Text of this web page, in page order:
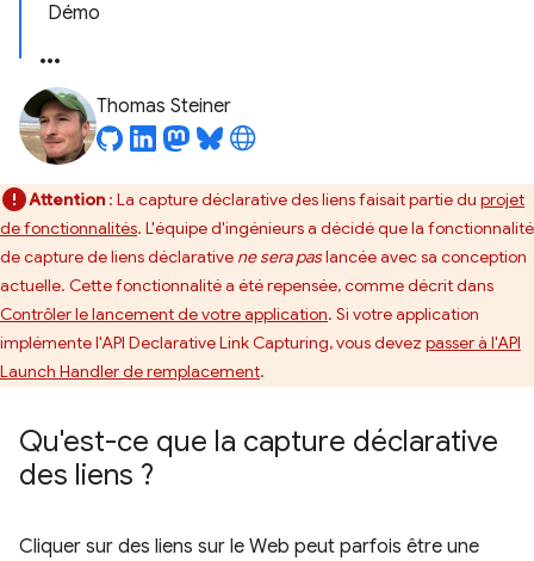
Démo
Thomas Steiner
Attention : La capture déclarative des liens faisait partie du projet
de fonctionnalités. L'équipe d'ingénieurs a décidé que la fonctionnalité
de capture de liens déclarative ne sera paslancée avec sa conception
actuelle. Cette fonctionnalité a été repensée, comme décrit dans
Contrôler le lancement de votre application. Si votre application
implémente l'API Declarative Link Capturing, vous devez passer à l'API
Launch Handler de remplacement.
Qu'est-ce que la capture déclarative
des liens ?
Cliquer sur des liens sur le Web peut parfois être une